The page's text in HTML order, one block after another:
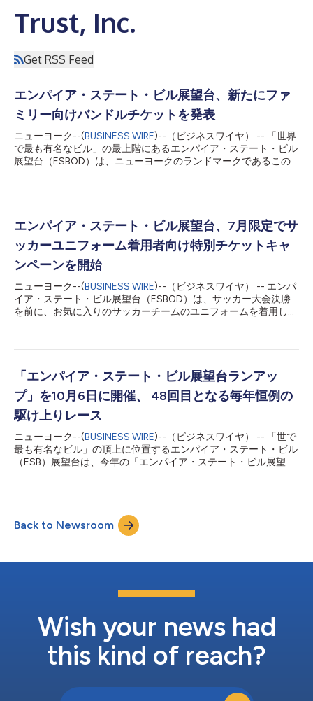
Trust, Inc.
Get RSS Feed
エンパイア・ステート・ビル展望台、新たにファ
ミリー向けバンドルチケットを発表
ニューヨーク--(BUSINESS WIRE)--（ビジネスワイヤ） -- 「世界
で最も有名なビル」の最上階にあるエンパイア・ステート・ビル
展望台（ESBOD）は、ニューヨークのランドマークであるこの
向けバンドルチケットを購入された4人様グループでは、エンパ
のチケットが最大20%割引となり、優先入場とフレックス入場の
オプションもご利用いただけます。このファミリー向けバンドル
チケットはオンライン限定で販売されます。 展望台総支配人で
あるダン・ロゴスキーは、「エンパイア・ステート・ビル展望台
は、没入型で教育としても意義のある博物館展示とマンハッタン
屈指のスカイラインビューが楽しめる、ニューヨークで家族連れ
に最適なアトラクションの1つです。家族の思い出作りに、アメ
リカでナンバーワンと言えるここほど最適な場所はありません」
エンパイア・ステート・ビル展望台、7月限定でサ
ッカーユニフォーム着用者向け特別チケットキャ
ンペーンを開始
ニューヨーク--(BUSINESS WIRE)--（ビジネスワイヤ） -- エンパ
イア・ステート・ビル展望台（ESBOD）は、サッカー大会決勝
を前に、お気に入りのサッカーチームのユニフォームを着用して
エンパイア・ステート・ビル展望台をサッカーユニフォーム姿で
引となり、没入型ミュージアム体験と、86階 および102階 の展
望台から望むニューヨーク市随一の眺望をお楽しみいただけま
す。この期間限定オファーは、7月31日までの来場日にサッカー
ユニフォームを着用する来場者のみが対象です。 展望台ゼネラ
ルマネジャーのダン・ロゴスキは、次のように述べています。
「お気に入りの代表チームのユニフォームでも、地元で応援する
クラブチームのユニフォームでも、応援するチームをニューヨー
ク屈指の展望台から広がるスカイラインを眺めながら応援できま
「エンパイア・ステート・ビル展望台ランアッ
プ」を10月6日に開催、 48回目となる毎年恒例の
駆け上りレース
ニューヨーク--(BUSINESS WIRE)--（ビジネスワイヤ） -- 「世で
最も有名なビル」の頂上に位置するエンパイア・ステート・ビル
（ESB）展望台は、今年の「エンパイア・ステート・ビル展望台
例のレースは、2026年10月6日午後8時に開催されます。 48周
年記念イベントとなる今年のレースは、225名のランナーがニュ
ーヨーク市の象徴的なランドマークの階段1576段を駆け上が
ア・ステート・ビル展望台ランアップは、トリップアドバイザー
ての参加者にとってこの上もなく誇らしい成果となっています」
と、エンパイア・ステート・リアルティ・トラストの会長兼最高
「世界中から集まる今年のランナーたちを、世界屈指のタワー・
レースに迎えられることを大...
Back to Newsroom
Wish your news had
this kind of reach?